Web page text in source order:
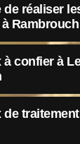
réaliser
Rambrouch
à confier à
de